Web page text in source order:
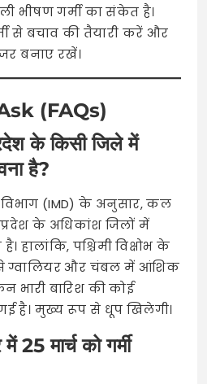
भीषण गर्मी का संकेत है।
से बचाव की तैयारी करें और
बनाए रखें।
(FAQs)
के किसी जिले में
है?
विभाग (IMD) के अनुसार, कल
प्रदेश के अधिकांश जिलों में
हालांकि, पश्चिमी विक्षोभ के
ग्वालियर और चंबल में आंशिक
भारी बारिश की कोई
है। मुख्य रूप से धूप खिलेगी।
25 मार्च को गर्मी